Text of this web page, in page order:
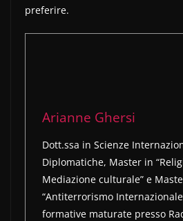
preferire.
Arianne Ghersi
Dott.ssa in Scienze
Diplomatiche, Master in
Mediazione culturale” e
“Antiterrorismo
formative maturate presso